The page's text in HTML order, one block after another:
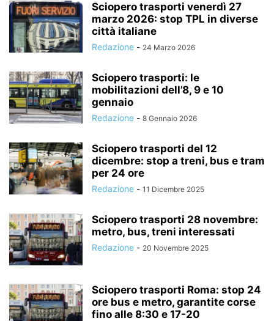
Sciopero trasporti venerdì 27
marzo 2026: stop TPL in diverse
città italiane
Redazione - 24 Marzo 2026
Sciopero trasporti: le
mobilitazioni dell’8, 9 e 10
gennaio
Redazione - 8 Gennaio 2026
Sciopero trasporti del 12
dicembre: stop a treni, bus e tram
per 24 ore
Redazione - 11 Dicembre 2025
Sciopero trasporti 28 novembre:
metro, bus, treni interessati
Redazione - 20 Novembre 2025
Sciopero trasporti Roma: stop 24
ore bus e metro, garantite corse
fino alle 8:30 e 17-20